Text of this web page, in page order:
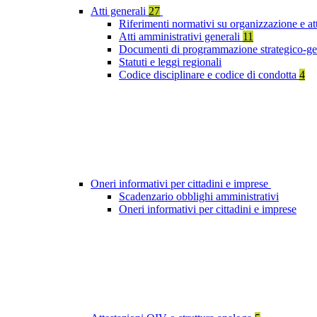
Atti generali 27
Riferimenti normativi su organizzazione e
Atti amministrativi generali 11
Documenti di programmazione strategico-
Statuti e leggi regionali
Codice disciplinare e codice di condotta 4
Oneri informativi per cittadini e imprese
Scadenzario obblighi amministrativi
Oneri informativi per cittadini e imprese